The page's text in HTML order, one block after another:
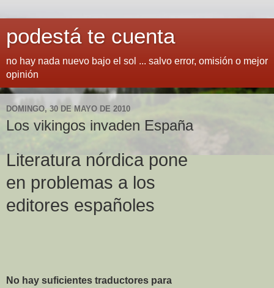
podestá te cuenta
no hay nada nuevo bajo el sol ... salvo error, omisión o mejor
opinión
DOMINGO, 30 DE MAYO DE 2010
Los vikingos invaden España
Literatura nórdica pone
en problemas a los
editores españoles
No hay suficientes traductores para